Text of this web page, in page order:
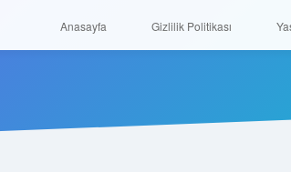
Anasayfa Gizlilik Politikası
Anasayfa Gizlilik Politikası